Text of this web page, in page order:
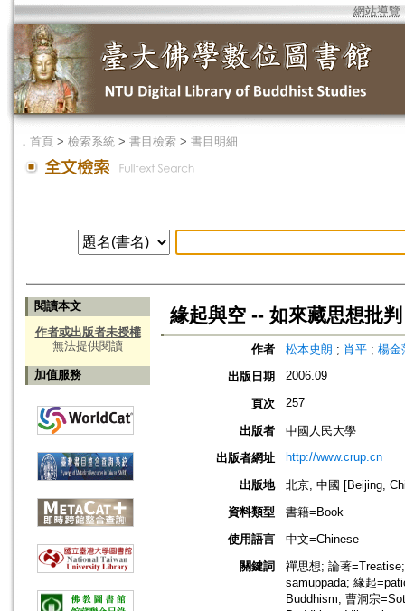
網站導覽
． 首頁 > 檢索系統 > 書目檢索 > 書目明細
閱讀本文
作者或出版者未授權
無法提供閱讀
加值服務
緣起與空 -- 如來藏思想批判
作者 松本史朗 ; 肖平 ; 楊金
出版日期
2006.09
頁次 257
出版者
中國人民大學
出版者網址
http://www.crup.cn
出版地
北京, 中國 [Beijing,
資料類型
書籍=Book
使用語言
中文=Chinese
關鍵詞
禪思想; 論著
samuppada; 緣起
Buddhism; 曹洞宗